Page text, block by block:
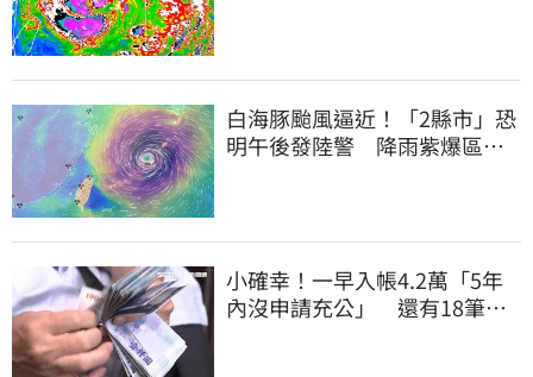
白海豚颱風逼近！「2縣市」恐
明午後發陸警 降雨紫爆區域
小確幸！一早入帳4.2萬「5年
內沒申請充公」 還有18筆錢